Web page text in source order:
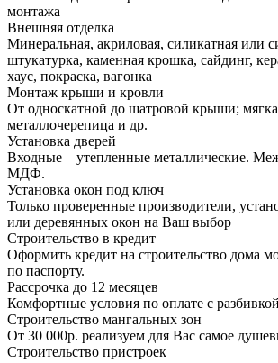
монтажа
Внешняя отделка
Минеральная, акриловая, силикатная или
штукатурка, каменная крошка, сайдинг,
хаус, покраска, вагонка
Монтаж крыши и кровли
От односкатной до шатровой крыши;
металлочерепица и др.
Установка дверей
Входные – утепленные металлические.
МДФ.
Установка окон под ключ
Только проверенные производители,
или деревянных окон на Ваш выбор
Строительство в кредит
Оформить кредит на строительство дома
по паспорту.
Рассрочка до 12 месяцев
Комфортные условия по оплате с
Строительство мангальных зон
От 30 000р. реализуем для Вас самое
Строительство пристроек